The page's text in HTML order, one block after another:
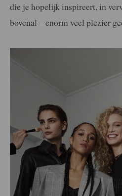
die je hopelijk inspireert, in
bovenal – enorm veel plezier